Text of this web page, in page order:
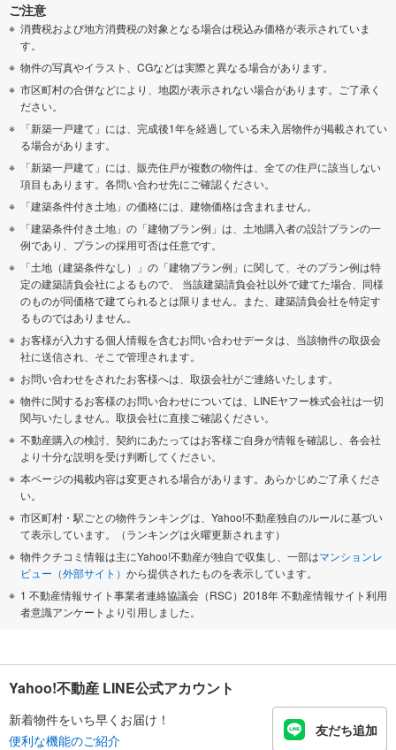
ご注意
消費税および地方消費税の対象となる場合は税込み価格が表示されていま
す。
物件の写真やイラスト、CGなどは実際と異なる場合があります。
市区町村の合併などにより、地図が表示されない場合があります。ご了承く
ださい。
「新築一戸建て」には、完成後1年を経過している未入居物件が掲載されてい
る場合があります。
「新築一戸建て」には、販売住戸が複数の物件は、全ての住戸に該当しない
項目もあります。各問い合わせ先にご確認ください。
「建築条件付き土地」の価格には、建物価格は含まれません。
「建築条件付き土地」の「建物プラン例」は、土地購入者の設計プランの一
例であり、プランの採用可否は任意です。
「土地（建築条件なし）」の「建物プラン例」に関して、そのプラン例は特
定の建築請負会社によるもので、 当該建築請負会社以外で建てた場合、同様
のものが同価格で建てられるとは限りません。また、建築請負会社を特定す
るものではありません。
お客様が入力する個人情報を含むお問い合わせデータは、当該物件の取扱会
社に送信され、そこで管理されます。
お問い合わせをされたお客様へは、取扱会社がご連絡いたします。
物件に関するお客様のお問い合わせについては、LINEヤフー株式会社は一切
関与いたしません。取扱会社に直接ご確認ください。
不動産購入の検討、契約にあたってはお客様ご自身が情報を確認し、各会社
より十分な説明を受け判断してください。
本ページの掲載内容は変更される場合があります。あらかじめご了承くださ
い。
市区町村・駅ごとの物件ランキングは、Yahoo!不動産独自のルールに基づい
て表示しています。（ランキングは火曜更新されます）
物件クチコミ情報は主にYahoo!不動産が独自で収集し、一部はマンションレ
ビュー（外部サイト） から提供されたものを表示しています。
1 不動産情報サイト事業者連絡協議会（RSC）2018年 不動産情報サイト利用
者意識アンケートより引用しました。
Yahoo!不動産 LINE公式アカウント
新着物件をいち早くお届け！
便利な機能のご紹介
友だち追加